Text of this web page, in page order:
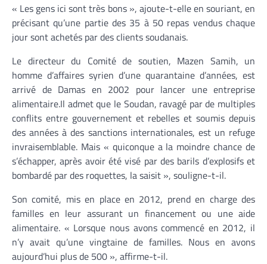
« Les gens ici sont très bons », ajoute-t-elle en souriant, en
précisant qu’une partie des 35 à 50 repas vendus chaque
jour sont achetés par des clients soudanais.
Le directeur du Comité de soutien, Mazen Samih, un
homme d’affaires syrien d’une quarantaine d’années, est
arrivé de Damas en 2002 pour lancer une entreprise
alimentaire.Il admet que le Soudan, ravagé par de multiples
conflits entre gouvernement et rebelles et soumis depuis
des années à des sanctions internationales, est un refuge
invraisemblable. Mais « quiconque a la moindre chance de
s’échapper, après avoir été visé par des barils d’explosifs et
bombardé par des roquettes, la saisit », souligne-t-il.
Son comité, mis en place en 2012, prend en charge des
familles en leur assurant un financement ou une aide
alimentaire. « Lorsque nous avons commencé en 2012, il
n’y avait qu’une vingtaine de familles. Nous en avons
aujourd’hui plus de 500 », affirme-t-il.